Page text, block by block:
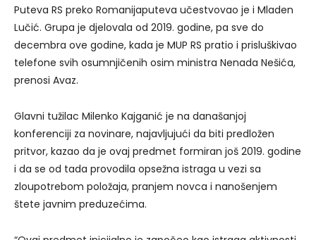
Puteva RS preko Romanijaputeva učestvovao je i Mladen
Lučić. Grupa je djelovala od 2019. godine, pa sve do
decembra ove godine, kada je MUP RS pratio i prisluškivao
telefone svih osumnjičenih osim ministra Nenada Nešića,
prenosi Avaz.
Glavni tužilac Milenko Kajganić je na današanjoj
konferenciji za novinare, najavljujući da biti predložen
pritvor, kazao da je ovaj predmet formiran još 2019. godine
i da se od tada provodila opsežna istraga u vezi sa
zloupotrebom položaja, pranjem novca i nanošenjem
štete javnim preduzećima.